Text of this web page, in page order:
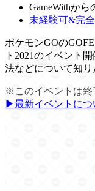
GameWithから
未経験可&完
ポケモンGOの
ト2021のイベント
法などについて知り
※このイベントは終
▶︎最新イベントにつ